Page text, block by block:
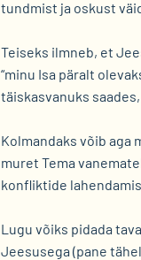
tundmist ja oskust
Teiseks ilmneb, et
“minu Isa päralt
täiskasvanuks
Kolmandaks võib aga
muret Tema
konfliktide
Lugu võiks pidada
Jeesusega (pane